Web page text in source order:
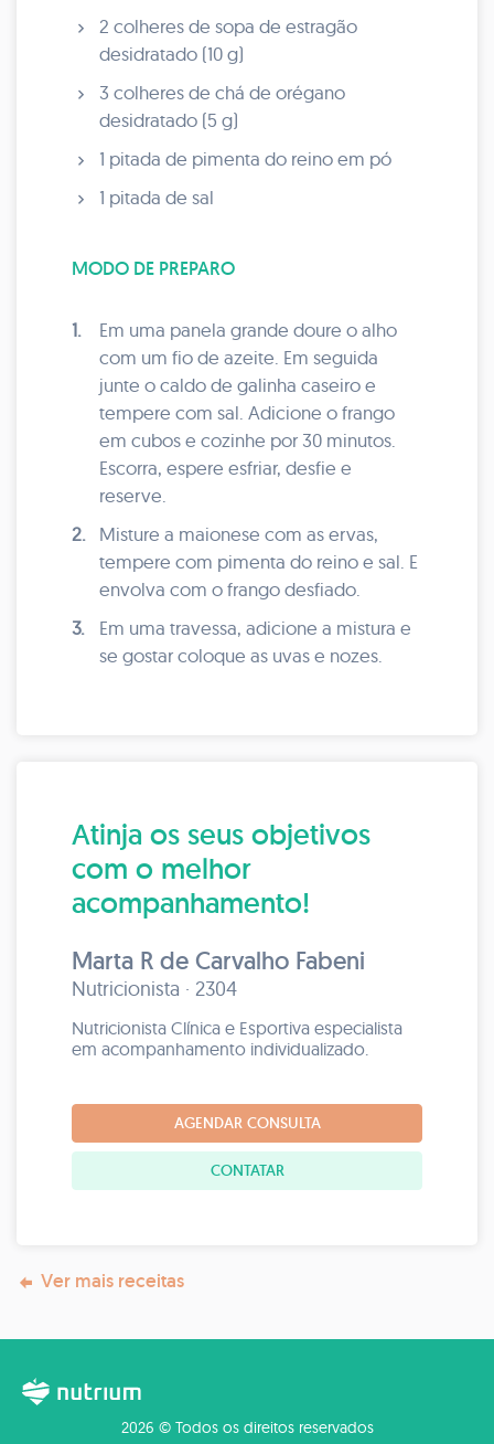
2 colheres de sopa de estragão
desidratado (10 g)
3 colheres de chá de orégano
desidratado (5 g)
1 pitada de pimenta do reino em pó
1 pitada de sal
MODO DE PREPARO
1.
Em uma panela grande doure o alho
com um fio de azeite. Em seguida
junte o caldo de galinha caseiro e
tempere com sal. Adicione o frango
em cubos e cozinhe por 30 minutos.
Escorra, espere esfriar, desfie e
reserve.
2.
Misture a maionese com as ervas,
tempere com pimenta do reino e sal. E
envolva com o frango desfiado.
3.
Em uma travessa, adicione a mistura e
se gostar coloque as uvas e nozes.
Atinja os seus objetivos
com o melhor
acompanhamento!
Marta R de Carvalho Fabeni
Nutricionista · 2304
Nutricionista Clínica e Esportiva especialista
em acompanhamento individualizado.
AGENDAR CONSULTA
CONTATAR
Ver mais receitas
2026 © Todos os direitos reservados